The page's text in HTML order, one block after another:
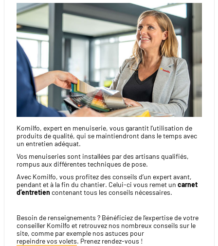
Komilfo, expert en menuiserie, vous garantit l’utilisation de
produits de qualité, qui se maintiendront dans le temps avec
un entretien adéquat.
Vos menuiseries sont installées par des artisans qualifiés,
rompus aux différentes techniques de pose.
Avec Komilfo, vous profitez des conseils d’un expert avant,
pendant et à la fin du chantier. Celui-ci vous remet un carnet
d’entretien contenant tous les conseils nécessaires.
Besoin de renseignements ? Bénéficiez de l’expertise de votre
conseiller Komilfo et retrouvez nos nombreux conseils sur le
site, comme par exemple nos astuces pour
repeindre vos volets. Prenez rendez-vous !